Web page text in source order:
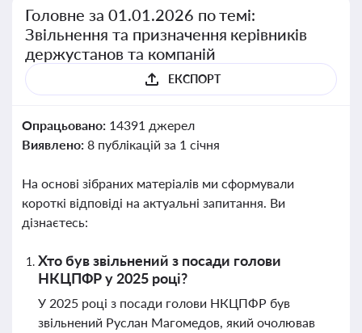
Головне за 01.01.2026 по темі:
Звільнення та призначення керівників
держустанов та компаній
ЕКСПОРТ
Опрацьовано: 14391 джерел
Виявлено: 8 публікацій за 1 січня
На основі зібраних матеріалів ми сформували
короткі відповіді на актуальні запитання. Ви
дізнаєтесь:
Хто був звільнений з посади голови
НКЦПФР у 2025 році?
У 2025 році з посади голови НКЦПФР був
звільнений Руслан Магомедов, який очолював